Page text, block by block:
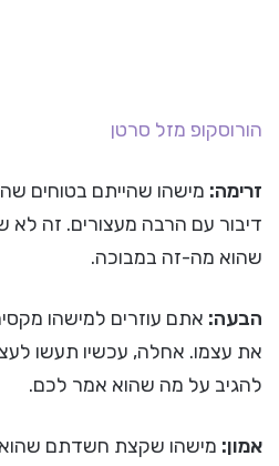
הורוסקופ מזל סרטן
זרימה: מישהו שהייתם בטוחים
דיבור עם הרבה מעצורים. זה לא
שהוא מה-זה במבוכה.
הבעה: אתם עוזרים למישהו
את עצמו. אחלה, עכשיו תעשו
להגיב על מה שהוא אמר לכם.
אמון: מישהו שקצת חשדתם